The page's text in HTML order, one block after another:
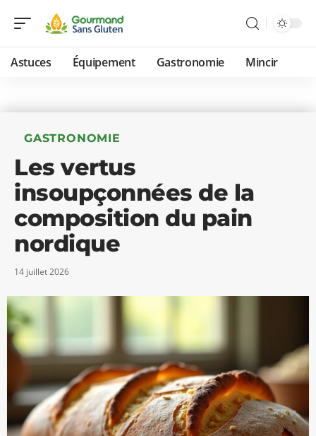
Astuces Équipement Gastronomie Mincir
GASTRONOMIE
Les vertus
insoupçonnées de la
composition du pain
nordique
14 juillet 2026